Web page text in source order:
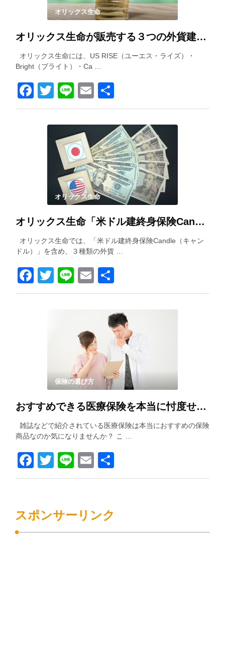
オリックス生命
オリックス生命が販売する３つの外貨建て保険を徹底比較！
オリックス生命には、US RISE（ユーエス・ライズ）・
Bright（ブライト）・Ca …
Facebook
Twitter
LineEmail
有
オリックス生命
オリックス生命「米ドル建終身保険Candle（キャンドル）」を解説！
オリックス生命では、「米ドル建終身保険Candle（キャン
ドル）」を含め、３種類の外貨 …
Facebook
Twitter
LineEmail
有
保険の選び方
おすすめできる医療保険を本当に忖度せずに紹介します！！
雑誌などで紹介されている医療保険は本当におすすめの保険
商品なのか気になりませんか？ こ …
Facebook
Twitter
LineEmail
有
スポンサーリンク